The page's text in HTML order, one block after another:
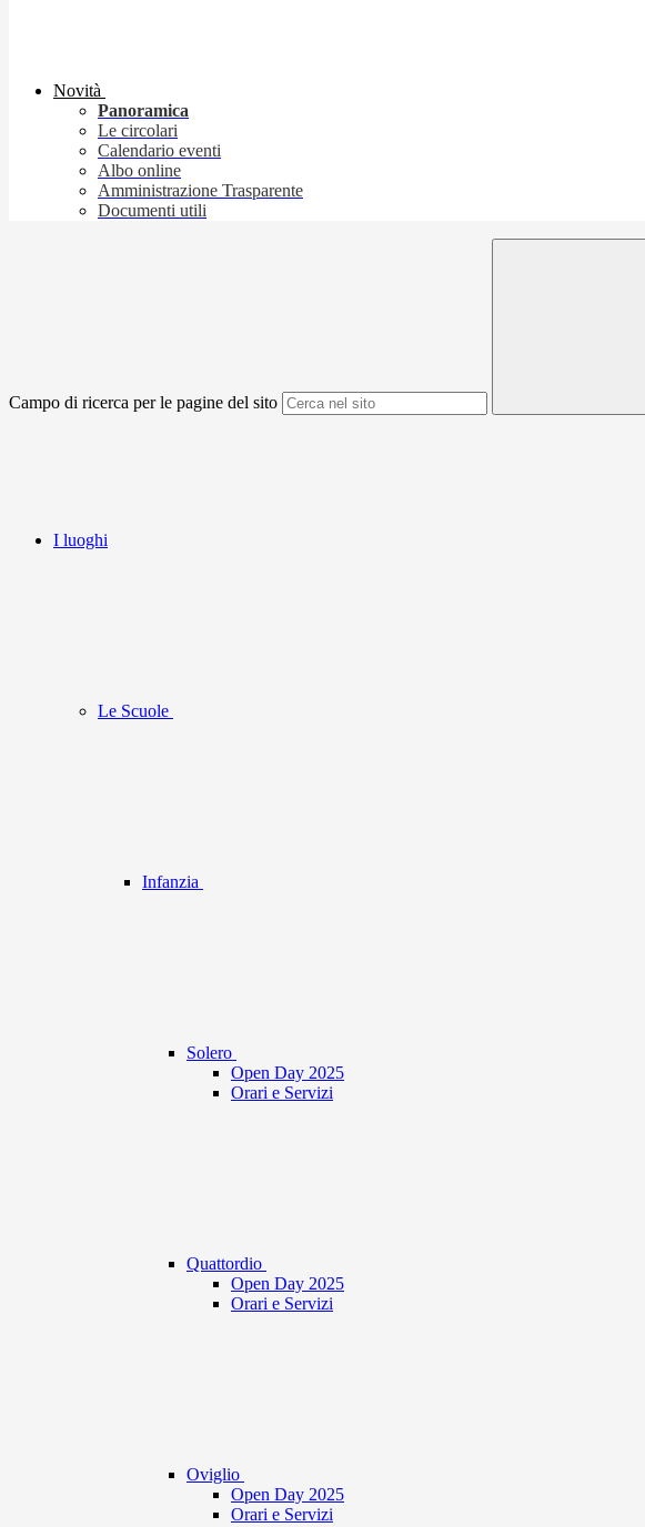
Novità
Panoramica
Le circolari
Calendario eventi
Albo online
Amministrazione Trasparente
Documenti utili
Campo di ricerca per le pagine del sito
I luoghi
Le Scuole
Infanzia
Solero
Open Day 2025
Orari e Servizi
Quattordio
Open Day 2025
Orari e Servizi
Oviglio
Open Day 2025
Orari e Servizi